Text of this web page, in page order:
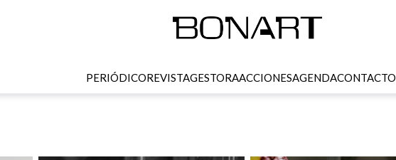
PERIÓDICOREVISTAGESTORAACCIONESAGENDACONTACTO